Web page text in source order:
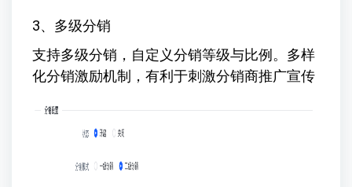
3、多级分销
支持多级分销，自定义分销等级与比例。多样
化分销激励机制，有利于刺激分销商推广宣传